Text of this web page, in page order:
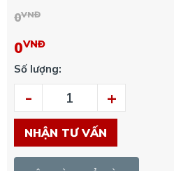
0VNĐ
0VNĐ
Số lượng:
- +
NHẬN TƯ VẤN